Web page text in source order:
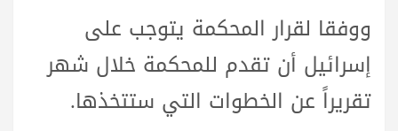
ووفقا لقرار المحكمة يتوجب على
إسرائيل أن تقدم للمحكمة خلال شهر
تقريراً عن الخطوات التي ستتخذها.